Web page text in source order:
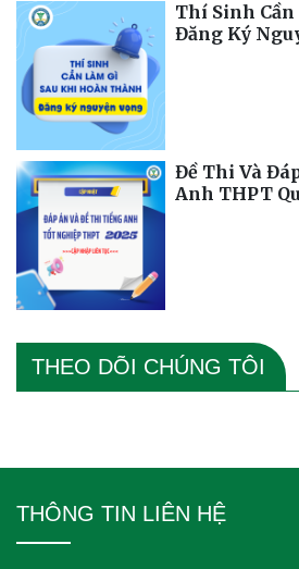
Thí Sinh Cần
Đăng Ký
Đề Thi Và
Anh THPT
THEO DÕI CHÚNG TÔI
THÔNG TIN LIÊN HỆ